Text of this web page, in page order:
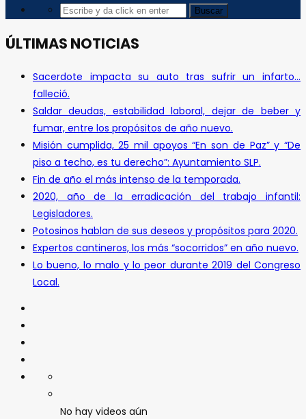
ÚLTIMAS NOTICIAS
Sacerdote impacta su auto tras sufrir un infarto…
falleció.
Saldar deudas, estabilidad laboral, dejar de beber y
fumar, entre los propósitos de año nuevo.
Misión cumplida, 25 mil apoyos “En son de Paz” y “De
piso a techo, es tu derecho”: Ayuntamiento SLP.
Fin de año el más intenso de la temporada.
2020, año de la erradicación del trabajo infantil:
Legisladores.
Potosinos hablan de sus deseos y propósitos para 2020.
Expertos cantineros, los más “socorridos” en año nuevo.
Lo bueno, lo malo y lo peor durante 2019 del Congreso
Local.
No hay videos aún